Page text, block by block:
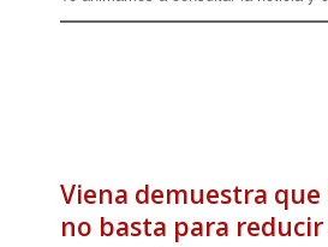
Viena demuestra
no basta para